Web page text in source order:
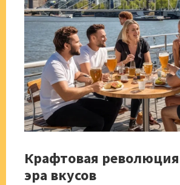
Крафтовая
эра вкусов